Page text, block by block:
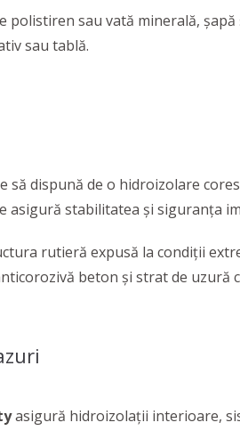
polistiren sau vată minerală,
sau tablă.
dispună de o hidroizolare
asigură stabilitatea și siguranța
rutieră expusă la condiții
beton și strat de uzură
asigură hidroizolații interioare,